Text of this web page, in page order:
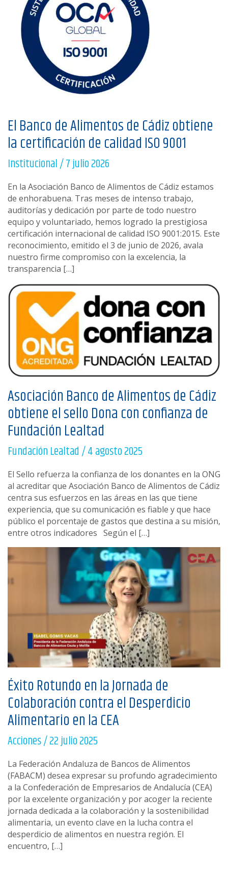
El Banco de Alimentos de Cádiz obtiene
la certificación de calidad ISO 9001
Institucional/7 julio 2026
En la Asociación Banco de Alimentos de Cádiz estamos
de enhorabuena. Tras meses de intenso trabajo,
auditorías y dedicación por parte de todo nuestro
equipo y voluntariado, hemos logrado la prestigiosa
certificación internacional de calidad ISO 9001:2015. Este
reconocimiento, emitido el 3 de junio de 2026, avala
nuestro firme compromiso con la excelencia, la
transparencia […]
Asociación Banco de Alimentos de Cádiz
obtiene el sello Dona con confianza de
Fundación Lealtad
Fundación Lealtad/4 agosto 2025
El Sello refuerza la confianza de los donantes en la ONG
al acreditar que Asociación Banco de Alimentos de Cádiz
centra sus esfuerzos en las áreas en las que tiene
experiencia, que su comunicación es fiable y que hace
público el porcentaje de gastos que destina a su misión,
entre otros indicadores Según el […]
Éxito Rotundo en la Jornada de
Colaboración contra el Desperdicio
Alimentario en la CEA
Acciones/22 julio 2025
La Federación Andaluza de Bancos de Alimentos
(FABACM) desea expresar su profundo agradecimiento
a la Confederación de Empresarios de Andalucía (CEA)
por la excelente organización y por acoger la reciente
jornada dedicada a la colaboración y la sostenibilidad
alimentaria, un evento clave en la lucha contra el
desperdicio de alimentos en nuestra región. El
encuentro, […]